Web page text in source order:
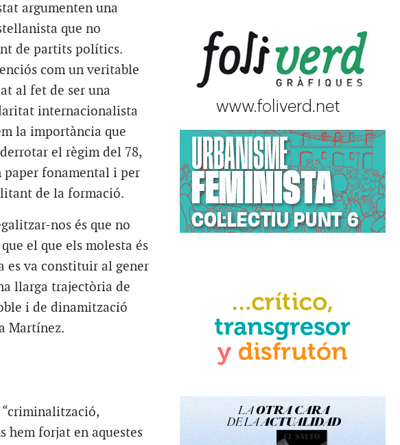
argumenten una
que no
de partits polítics.
com un veritable
al fet de ser una
internacionalista
la importància que
el règim del 78,
paper fonamental i per
de la formació.
nos és que no
el que els molesta és
es va constituir al gener
llarga trajectòria de
i de dinamització
Martínez.
hem forjat en aquestes